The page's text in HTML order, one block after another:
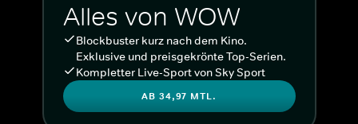
Alles von WOW
Blockbuster kurz nach dem Kino.
Exklusive und preisgekrönte Top-Serien.
Kompletter Live-Sport von Sky Sport
AB 34,97 MTL.